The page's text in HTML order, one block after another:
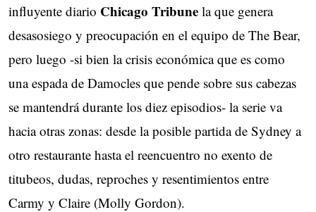
influyente diario Chicago Tribune la que genera
desasosiego y preocupación en el equipo de The Bear,
pero luego -si bien la crisis económica que es como
una espada de Damocles que pende sobre sus cabezas
se mantendrá durante los diez episodios- la serie va
hacia otras zonas: desde la posible partida de Sydney a
otro restaurante hasta el reencuentro no exento de
titubeos, dudas, reproches y resentimientos entre
Carmy y Claire (Molly Gordon).